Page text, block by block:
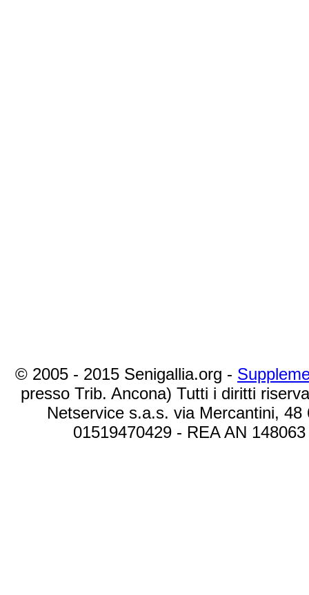
© 2005 - 2015 Senigallia.org -
presso Trib. Ancona) Tutti i diritti
Netservice s.a.s. via Mercantini,
01519470429 - REA AN